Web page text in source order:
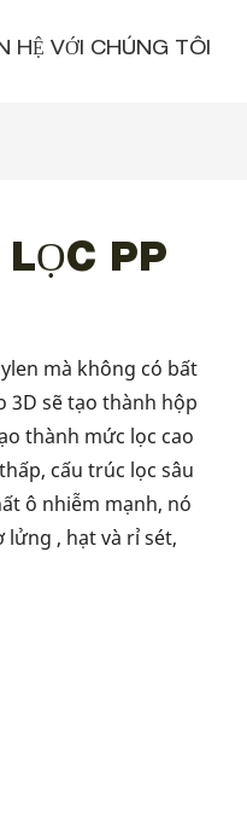
HỆ VỚI CHÚNG TÔI
PP
mà không có bất
3D sẽ tạo thành hộp
thành mức lọc cao
cấu trúc lọc sâu
ô nhiễm mạnh, nó
lửng , hạt và rỉ sét,